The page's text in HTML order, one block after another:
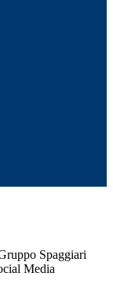
Spaggiari
Media